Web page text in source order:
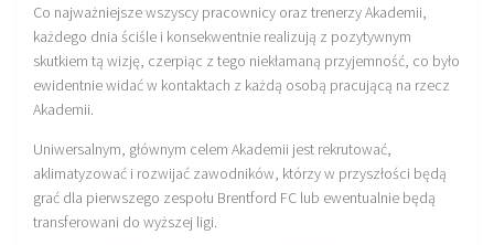
Co najważniejsze wszyscy pracownicy oraz trenerzy Akademii,
każdego dnia ściśle i konsekwentnie realizują z pozytywnym
skutkiem tą wizję, czerpiąc z tego niekłamaną przyjemność, co było
ewidentnie widać w kontaktach z każdą osobą pracującą na rzecz
Akademii.
Uniwersalnym, głównym celem Akademii jest rekrutować,
aklimatyzować i rozwijać zawodników, którzy w przyszłości będą
grać dla pierwszego zespołu Brentford FC lub ewentualnie będą
transferowani do wyższej ligi.